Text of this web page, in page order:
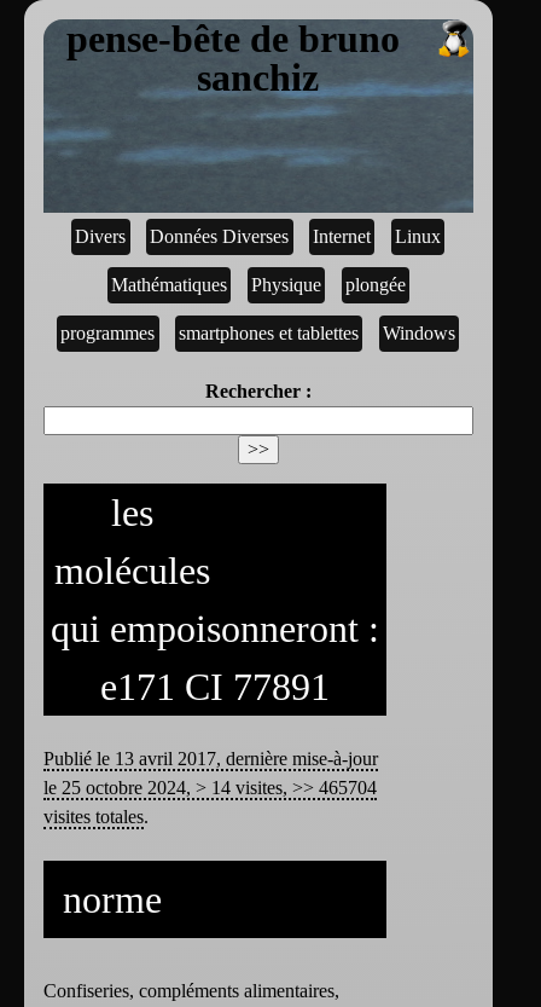
pense-bête de bruno
sanchiz
Divers Données Diverses Internet Linux
Mathématiques Physique plongée
programmes smartphones et tablettes Windows
Rechercher :
les
molécules
qui empoisonneront :
e171 CI 77891
Publié le 13 avril 2017, dernière mise-à-jour
le 25 octobre 2024, > 14 visites, >> 465704
visites totales.
norme
Confiseries, compléments alimentaires,